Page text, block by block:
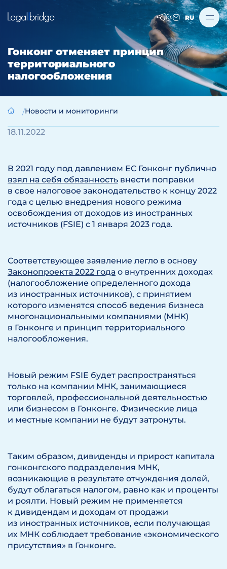
RU
Гонконг отменяет принцип
территориального
налогообложения
Новости и мониторинги
18.11.2022
В 2021 году под давлением ЕС Гонконг публично
взял на себя обязанность внести поправки
в свое налоговое законодательство к концу 2022
года с целью внедрения нового режима
освобождения от доходов из иностранных
источников (FSIE) с 1 января 2023 года.
Соответствующее заявление легло в основу
Законопроекта 2022 года о внутренних доходах
(налогообложение определенного дохода
из иностранных источников), с принятием
которого изменятся способ ведения бизнеса
многонациональными компаниями (МНК)
в Гонконге и принцип территориального
налогообложения.
Новый режим FSIE будет распространяться
только на компании МНК, занимающиеся
торговлей, профессиональной деятельностью
или бизнесом в Гонконге. Физические лица
и местные компании не будут затронуты.
Таким образом, дивиденды и прирост капитала
гонконгского подразделения МНК,
возникающие в результате отчуждения долей,
будут облагаться налогом, равно как и проценты
и роялти. Новый режим не применяется
к дивидендам и доходам от продажи
из иностранных источников, если получающая
их МНК соблюдает требование «экономического
присутствия» в Гонконге.